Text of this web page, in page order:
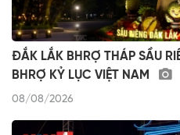
ĐẮK LẮK BHRỢ THÁP SẦU
BHRỢ KỶ LỤC VIỆT NAM
08/08/2026